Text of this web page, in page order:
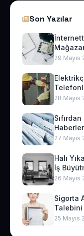
Son Yazılar
29 Mayıs
28 Mayıs
27 Mayıs
Halı
İş
26 Mayıs
Sigorta
25 Mayıs